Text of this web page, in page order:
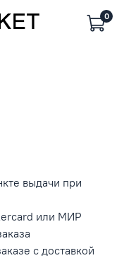
0
выдачи при
или МИР
с доставкой